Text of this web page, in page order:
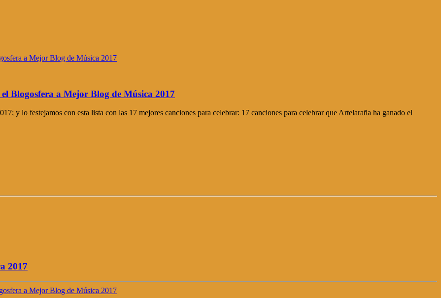
Blogosfera a Mejor Blog de Música 2017
y lo festejamos con esta lista con las 17 mejores canciones para celebrar: 17 canciones para celebrar que Artelaraña ha ganado el
2017